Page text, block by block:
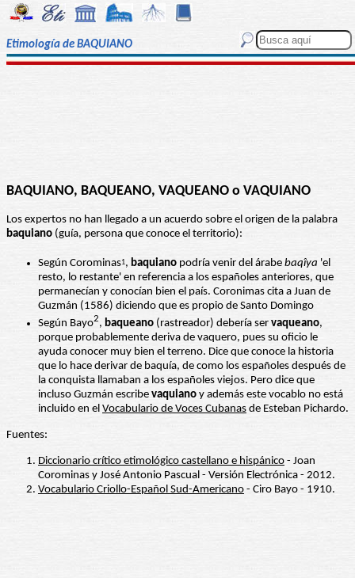
Etimología de BAQUIANO
BAQUIANO, BAQUEANO, VAQUEANO o VAQUIANO
Los expertos no han llegado a un acuerdo sobre el origen de la palabra
baquiano (guía, persona que conoce el territorio):
Según Corominas1, baquiano podría venir del árabe baqîya 'el
resto, lo restante' en referencia a los españoles anteriores, que
permanecían y conocían bien el país. Coronimas cita a Juan de
Guzmán (1586) diciendo que es propio de Santo Domingo
Según Bayo2, baqueano (rastreador) debería ser vaqueano,
porque probablemente deriva de vaquero, pues su oficio le
ayuda conocer muy bien el terreno. Dice que conoce la historia
que lo hace derivar de baquía, de como los españoles después de
la conquista llamaban a los españoles viejos. Pero dice que
incluso Guzmán escribe vaquiano y además este vocablo no está
incluido en el Vocabulario de Voces Cubanas de Esteban Pichardo.
Fuentes:
Diccionario crítico etimológico castellano e hispánico - Joan
Corominas y José Antonio Pascual - Versión Electrónica - 2012.
Vocabulario Criollo-Español Sud-Americano - Ciro Bayo - 1910.